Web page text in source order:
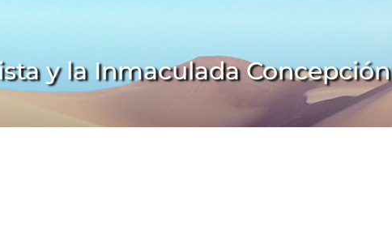
y la Inmaculada Concepción